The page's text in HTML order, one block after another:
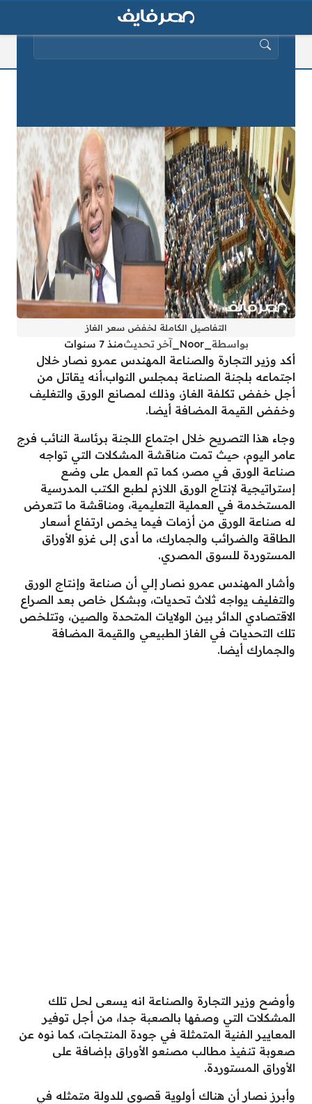
التفاصيل الكاملة لخفض سعر الغاز
بواسطة _Noor_ آخر تحديثمنذ 7 سنوات
أكد وزير التجارة والصناعة المهندس عمرو نصار خلال
اجتماعه بلجنة الصناعة بمجلس النواب،أنه يقاتل من
أجل خفض تكلفة الغاز، وذلك لمصانع الورق والتغليف
وخفض القيمة المضافة أيضا.
وجاء هذا التصريح خلال اجتماع اللجنة برئاسة النائب فرج
عامر اليوم، حيث تمت مناقشة المشكلات التي تواجه
صناعة الورق في مصر، كما تم العمل على وضع
إستراتيجية لإنتاج الورق اللازم لطبع الكتب المدرسية
المستخدمة في العملية التعليمية، ومناقشة ما تتعرض
له صناعة الورق من أزمات فيما يخص ارتفاع أسعار
الطاقة والضرائب والجمارك، ما أدى إلى غزو الأوراق
المستوردة للسوق المصري.
وأشار المهندس عمرو نصار إلي أن صناعة وإنتاج الورق
والتغليف يواجه ثلاث تحديات، وبشكل خاص بعد الصراع
الاقتصادي الدائر بين الولايات المتحدة والصين، وتتلخص
تلك التحديات في الغاز الطبيعي والقيمة المضافة
والجمارك أيضا.
وأوضح وزير التجارة والصناعة انه يسعى لحل تلك
المشكلات التي وصفها بالصعبة جدا، من أجل توفير
المعايير الفنية المتمثلة في جودة المنتجات، كما نوه عن
صعوبة تنفيذ مطالب مصنعو الأوراق بإضافة على
الأوراق المستوردة.
وأبرز نصار أن هناك أولوية قصوى للدولة متمثله في
البحث عن: